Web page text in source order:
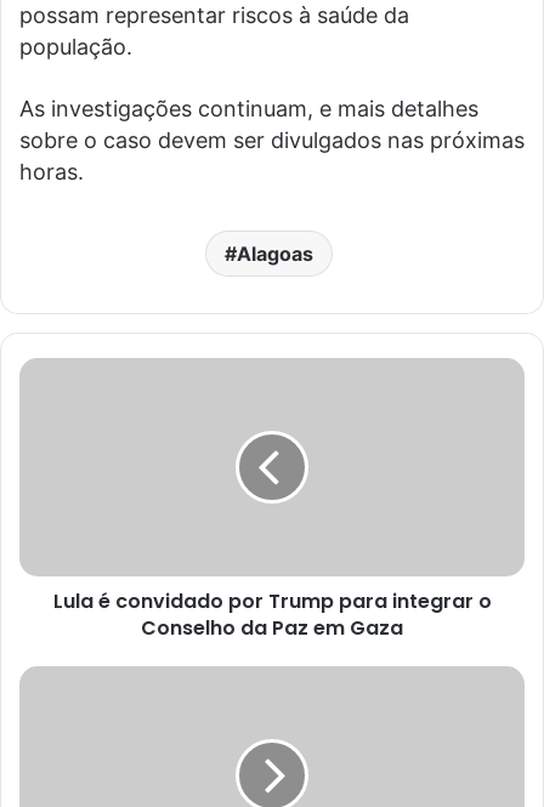
possam representar riscos à saúde da
população.
As investigações continuam, e mais detalhes
sobre o caso devem ser divulgados nas próximas
horas.
Alagoas
Lula é convidado por Trump para integrar o
Conselho da Paz em Gaza